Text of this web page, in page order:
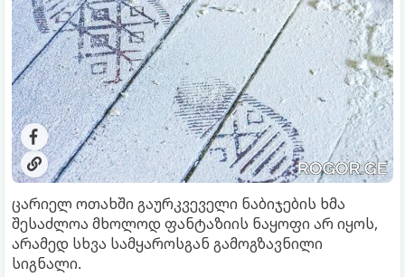
ცარიელ ოთახში გაურკვეველი ნაბიჯების ხმა
შესაძლოა მხოლოდ ფანტაზიის ნაყოფი არ იყოს,
არამედ სხვა სამყაროსგან გამოგზავნილი
სიგნალი.